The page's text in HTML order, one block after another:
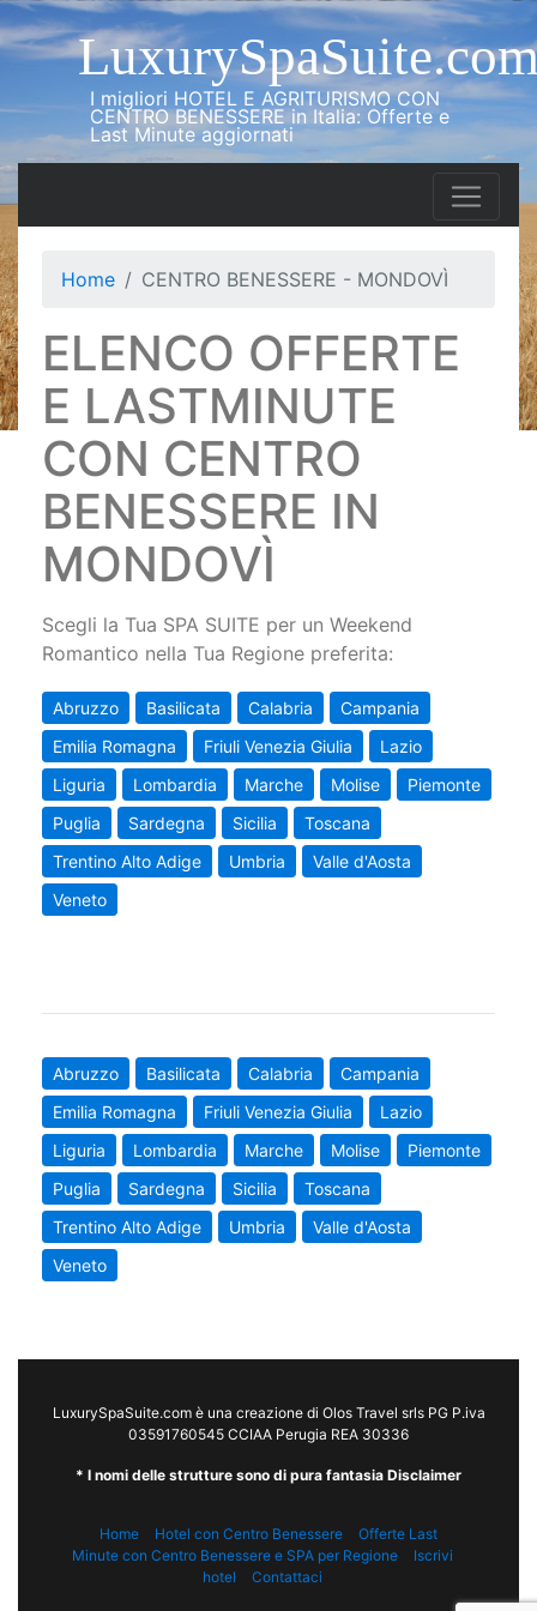
I migliori HOTEL E AGRITURISMO CON
CENTRO BENESSERE in Italia: Offerte e
Last Minute aggiornati
Home CENTRO BENESSERE - MONDOVÌ
ELENCO OFFERTE
E LASTMINUTE
CON CENTRO
BENESSERE IN
MONDOVÌ
Scegli la Tua SPA SUITE per un Weekend
Romantico nella Tua Regione preferita:
Abruzzo Basilicata Calabria
Campania
Emilia Romagna
Friuli Venezia Giulia
Lazio
Liguria
Lombardia Marche Molise
Piemonte
Puglia
Sardegna Sicilia
Toscana
Trentino Alto Adige
Umbria
Valle d'Aosta
Veneto
Abruzzo Basilicata Calabria
Campania
Emilia Romagna
Friuli Venezia Giulia
Lazio
Liguria
Lombardia Marche Molise
Piemonte
Puglia
Sardegna Sicilia
Toscana
Trentino Alto Adige
Umbria
Valle d'Aosta
Veneto
LuxurySpaSuite.com è una creazione di Olos Travel srls PG P.iva
03591760545 CCIAA Perugia REA 30336
* I nomi delle strutture sono di pura fantasia Disclaimer
Home Hotel con Centro Benessere
Offerte Last
Minute con Centro Benessere e SPA per Regione
Iscrivi
hotel
Contattaci